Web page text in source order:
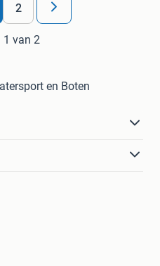
2
1 van 2
en Boten